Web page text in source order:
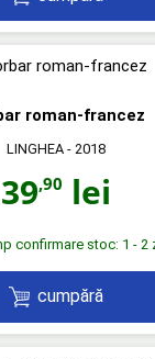
roman-francez
LINGHEA - 2018
39,90 lei
confirmare stoc: 1 - 2
cumpără